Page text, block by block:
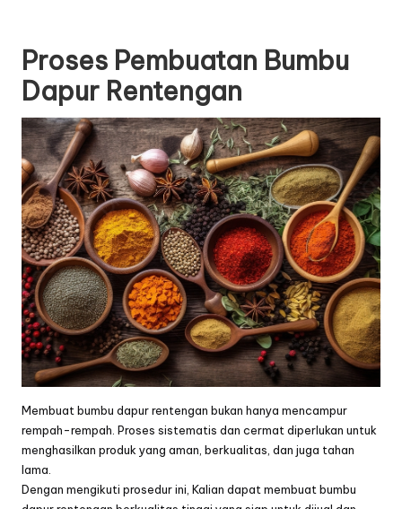
Proses Pembuatan Bumbu
Dapur Rentengan
Membuat bumbu dapur rentengan bukan hanya mencampur
rempah-rempah. Proses sistematis dan cermat diperlukan untuk
menghasilkan produk yang aman, berkualitas, dan juga tahan
lama.
Dengan mengikuti prosedur ini, Kalian dapat membuat bumbu